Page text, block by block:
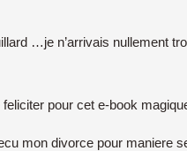
…je n’arrivais nullement
pour cet e-book
mon divorce pour maniere